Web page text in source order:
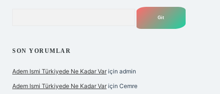
SON YORUMLAR
Adem Ismi Türkiyede Ne Kadar Var için admin
Adem Ismi Türkiyede Ne Kadar Var için Cemre